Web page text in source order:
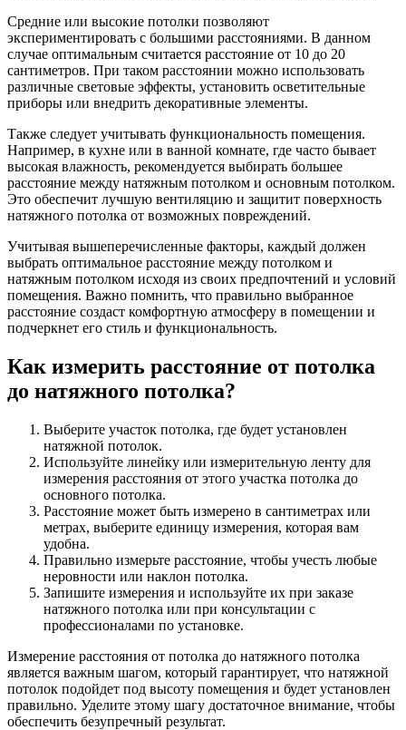
Средние или высокие потолки позволяют
экспериментировать с большими расстояниями. В данном
случае оптимальным считается расстояние от 10 до 20
сантиметров. При таком расстоянии можно использовать
различные световые эффекты, установить осветительные
приборы или внедрить декоративные элементы.
Также следует учитывать функциональность помещения.
Например, в кухне или в ванной комнате, где часто бывает
высокая влажность, рекомендуется выбирать большее
расстояние между натяжным потолком и основным потолком.
Это обеспечит лучшую вентиляцию и защитит поверхность
натяжного потолка от возможных повреждений.
Учитывая вышеперечисленные факторы, каждый должен
выбрать оптимальное расстояние между потолком и
натяжным потолком исходя из своих предпочтений и условий
помещения. Важно помнить, что правильно выбранное
расстояние создаст комфортную атмосферу в помещении и
подчеркнет его стиль и функциональность.
Как измерить расстояние от потолка
до натяжного потолка?
Выберите участок потолка, где будет установлен
натяжной потолок.
Используйте линейку или измерительную ленту для
измерения расстояния от этого участка потолка до
основного потолка.
Расстояние может быть измерено в сантиметрах или
метрах, выберите единицу измерения, которая вам
удобна.
Правильно измерьте расстояние, чтобы учесть любые
неровности или наклон потолка.
Запишите измерения и используйте их при заказе
натяжного потолка или при консультации с
профессионалами по установке.
Измерение расстояния от потолка до натяжного потолка
является важным шагом, который гарантирует, что натяжной
потолок подойдет под высоту помещения и будет установлен
правильно. Уделите этому шагу достаточное внимание, чтобы
обеспечить безупречный результат.